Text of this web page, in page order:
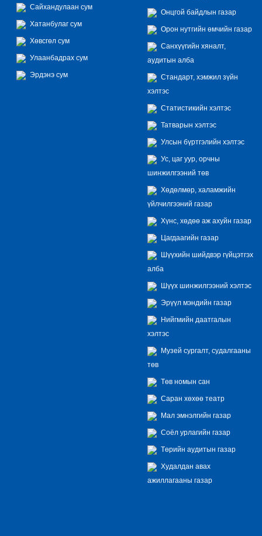
Сайхандулаан сум
Хатанбулаг сум
Хөвсгөл сум
Улаанбадрах сум
Эрдэнэ сум
Онцгой байдлын газар
Орон нутгийн өмчийн газар
Санхүүгийн хяналт,
аудитын алба
Стандарт, хэмжил зүйн
хэлтэс
Статистикийн хэлтэс
Татварын хэлтэс
Улсын бүртгэлийн хэлтэс
Ус, цаг уур, орчны
шинжилгээний төв
Хөдөлмөр, халамжийн
үйлчилгээний газар
Хүнс, хөдөө аж ахуйн газар
Цагдаагийн газар
Шүүхийн шийдвэр гүйцэтгэх
алба
Шүүх шинжилгээний хэлтэс
Эрүүл мэндийн газар
Нийгмийн даатгалын
хэлтэс
Музей сургалт, судалгааны
төв
Төв номын сан
Саран хөхөө театр
Мал эмнэлгийн газар
Соёл урлагийн газар
Төрийн аудитын газар
Худалдан авах
ажиллагааны газар